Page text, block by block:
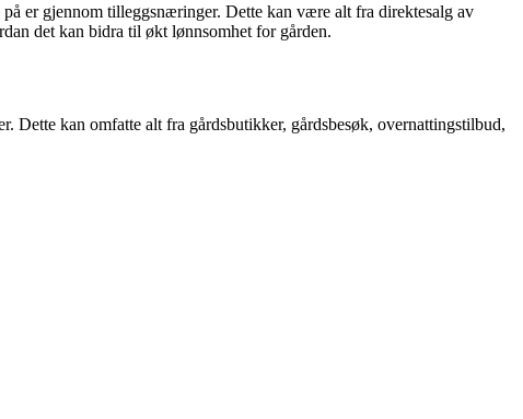
er gjennom tilleggsnæringer. Dette kan være alt fra direktesalg av
det kan bidra til økt lønnsomhet for gården.
Dette kan omfatte alt fra gårdsbutikker, gårdsbesøk, overnattingstilbud,